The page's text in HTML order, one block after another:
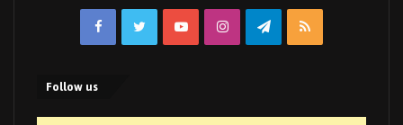
FacebookTwitterYouTubeInstagramTelegram
RSS
Follow us